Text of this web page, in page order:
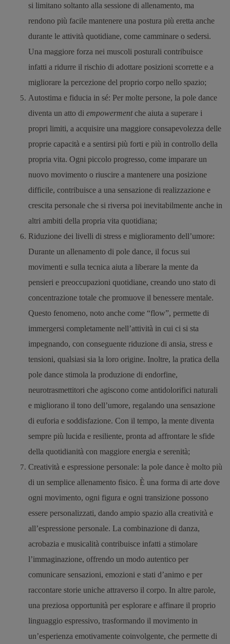
si limitano soltanto alla sessione di allenamento, ma
rendono più facile mantenere una postura più eretta anche
durante le attività quotidiane, come camminare o sedersi.
Una maggiore forza nei muscoli posturali contribuisce
infatti a ridurre il rischio di adottare posizioni scorrette e a
migliorare la percezione del proprio corpo nello spazio;
Autostima e fiducia in sé: Per molte persone, la pole dance
diventa un atto di empowermentche aiuta a superare i
propri limiti, a acquisire una maggiore consapevolezza delle
proprie capacità e a sentirsi più forti e più in controllo della
propria vita. Ogni piccolo progresso, come imparare un
nuovo movimento o riuscire a mantenere una posizione
difficile, contribuisce a una sensazione di realizzazione e
crescita personale che si riversa poi inevitabilmente anche in
altri ambiti della propria vita quotidiana;
Riduzione dei livelli di stress e miglioramento dell’umore:
Durante un allenamento di pole dance, il focus sui
movimenti e sulla tecnica aiuta a liberare la mente da
pensieri e preoccupazioni quotidiane, creando uno stato di
concentrazione totale che promuove il benessere mentale.
Questo fenomeno, noto anche come “flow”, permette di
immergersi completamente nell’attività in cui ci si sta
impegnando, con conseguente riduzione di ansia, stress e
tensioni, qualsiasi sia la loro origine. Inoltre, la pratica della
pole dance stimola la produzione di endorfine,
neurotrasmettitori che agiscono come antidolorifici naturali
e migliorano il tono dell’umore, regalando una sensazione
di euforia e soddisfazione. Con il tempo, la mente diventa
sempre più lucida e resiliente, pronta ad affrontare le sfide
della quotidianità con maggiore energia e serenità;
Creatività e espressione personale: la pole dance è molto più
di un semplice allenamento fisico. È una forma di arte dove
ogni movimento, ogni figura e ogni transizione possono
essere personalizzati, dando ampio spazio alla creatività e
all’espressione personale. La combinazione di danza,
acrobazia e musicalità contribuisce infatti a stimolare
l’immaginazione, offrendo un modo autentico per
comunicare sensazioni, emozioni e stati d’animo e per
raccontare storie uniche attraverso il corpo. In altre parole,
una preziosa opportunità per esplorare e affinare il proprio
linguaggio espressivo, trasformando il movimento in
un’esperienza emotivamente coinvolgente, che permette di